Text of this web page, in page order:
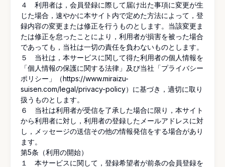
４ 利用者は，会員登録に際して届け出た事項に変更が生
じた場合，速やかに本サイト内で定めた方法によって，登
録内容の変更または修正を行うものとします。当該変更ま
たは修正を怠ったことにより，利用者が損害を被った場合
であっても，当社は一切の責任を負わないものとします。
５ 当社は，本サービスに関して得た利用者の個人情報を
「個人情報の保護に関する法律」及び当社「プライバシー
ポリシー」（https://www.miraizu-
suisen.com/legal/privacy-policy）に基づき，適切に取り
扱うものとします。
６ 当社は利用者が受信を了承した場合に限り，本サイト
から利用者に対し，利用者の登録したメールアドレスに対
し，メッセージの送信その他の情報発信をする場合があり
ます。
第5条（利用の開始）
１ 本サービスに関して，登録希望者が前条の会員登録を